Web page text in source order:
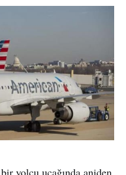
yolcu uçağında aniden